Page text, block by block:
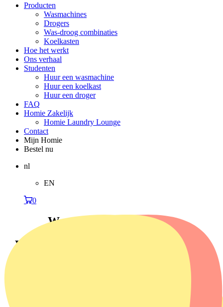
Producten
Wasmachines
Drogers
Was-droog combinaties
Koelkasten
Hoe het werkt
Ons verhaal
Studenten
Huur een wasmachine
Huur een koelkast
Huur een droger
FAQ
Homie Zakelijk
Homie Laundry Lounge
Contact
Mijn Homie
Bestel nu
nl
EN
0
Wasmachine huren Delft
Wasmachine huren in Delft?
Woon je in Delft en heb je (tijdelijk) een wasmachine nodig?
Of is je huidige wasmachine onverwacht kapot gegaan en wil
eenvoudig een betrouwbare en energiezuinige wasmachine.
Wij leveren én installeren jouw wasmachine in Delft, meestal